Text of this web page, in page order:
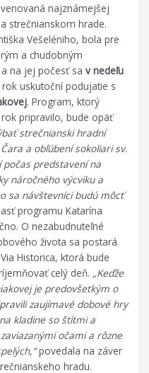
najznámejšej
strečnianskom hrade.
Vešeléniho, bola pre
a chudobným
a na jej počesť sav nedeľu
uskutoční podujatie s
. Program, ktorý
pripravilo, bude opäť
strečnianski hradní
a obľúbení sokoliari sv.
počas predstavení na
náročného výcviku a
sa návštevníci budú môcť
programu Katarína
O nezabudnuteľné
života sa postará
Historica, ktorá bude
celý deň. „Keďže
je predovšetkým o
zaujímavé dobové hry
kladine so štítmi a
očami a rôzne
povedala na záver
hradu.